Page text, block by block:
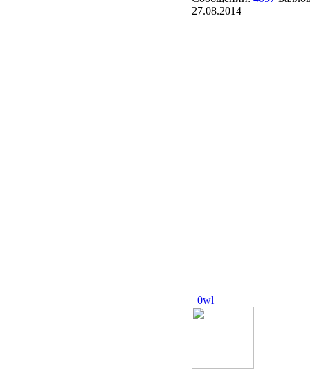
27.08.2014
_0wl